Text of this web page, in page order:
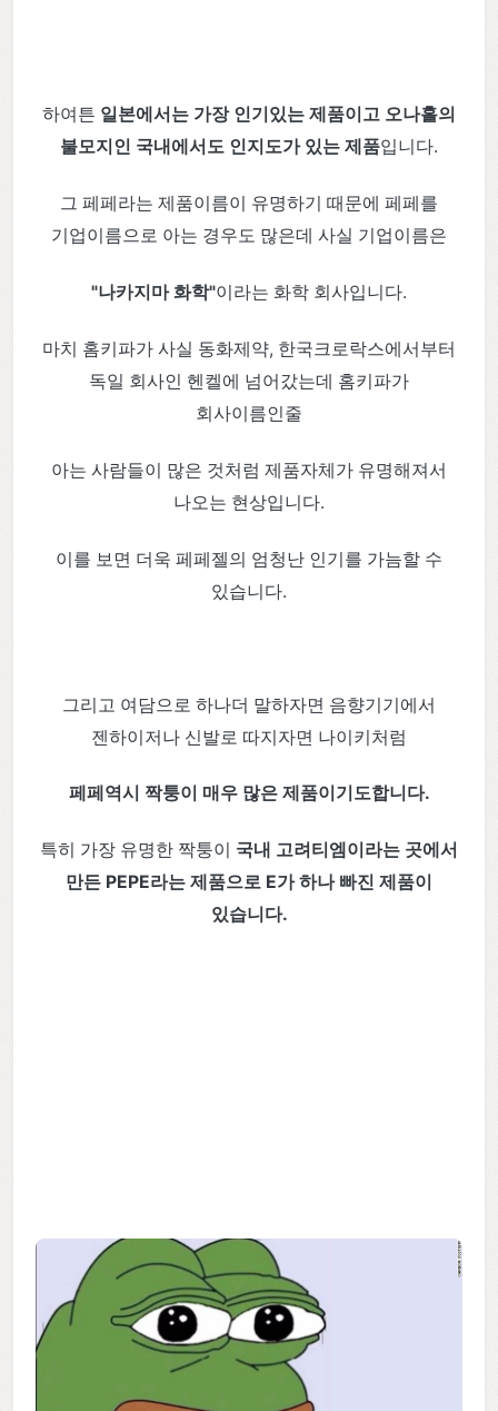
하여튼 일본에서는 가장 인기있는 제품이고 오나홀의
불모지인 국내에서도 인지도가 있는 제품입니다.
그 페페라는 제품이름이 유명하기 때문에 페페를
기업이름으로 아는 경우도 많은데 사실 기업이름은
"나카지마 화학"이라는 화학 회사입니다.
마치 홈키파가 사실 동화제약, 한국크로락스에서부터
독일 회사인 헨켈에 넘어갔는데 홈키파가
회사이름인줄
아는 사람들이 많은 것처럼 제품자체가 유명해져서
나오는 현상입니다.
이를 보면 더욱 페페젤의 엄청난 인기를 가늠할 수
있습니다.
그리고 여담으로 하나더 말하자면 음향기기에서
젠하이저나 신발로 따지자면 나이키처럼
페 페역시 짝퉁이 매우 많은 제품이기도합니다.
특히 가장 유명한 짝퉁이 국내 고려티엠이라는 곳에서
만든 PEPE라는 제품으로 E가 하나 빠진 제품이
있습니다.